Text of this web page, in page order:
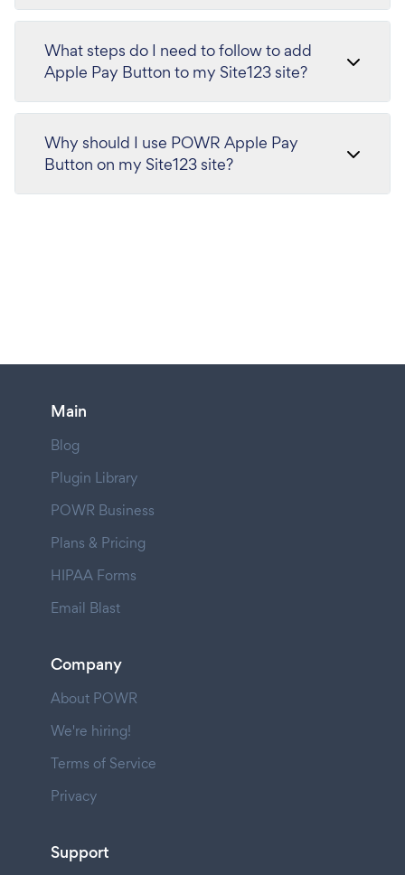
What steps do I need to follow to add
Apple Pay Button to my Site123 site?
Why should I use POWR Apple Pay
Button on my Site123 site?
Main
Blog
Plugin Library
POWR Business
Plans & Pricing
HIPAA Forms
Email Blast
Company
About POWR
We're hiring!
Terms of Service
Privacy
Support